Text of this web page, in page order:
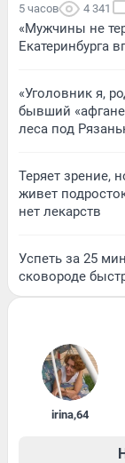
5 часов 4 341
«Мужчины не
Екатеринбурга
«Уголовник я,
бывший
леса под
Теряет зрение,
живет
нет лекарств
Успеть за 25
сковороде
irina,64